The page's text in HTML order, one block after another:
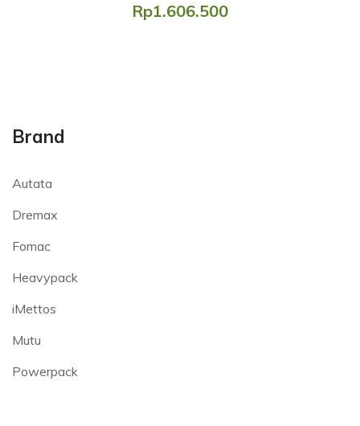
Brand
Autata
Dremax
Fomac
Heavypack
iMettos
Mutu
Powerpack
Rp1.606.500